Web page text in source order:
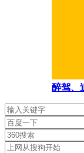
醉驾、